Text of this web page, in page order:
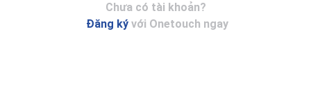
Chưa có tài khoản?
Đăng ký với Onetouch ngay